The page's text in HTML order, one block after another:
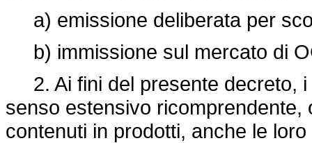
a) emissione deliberata per
b) immissione sul mercato di
2. Ai fini del presente decreto, i
senso estensivo
contenuti in prodotti, anche le